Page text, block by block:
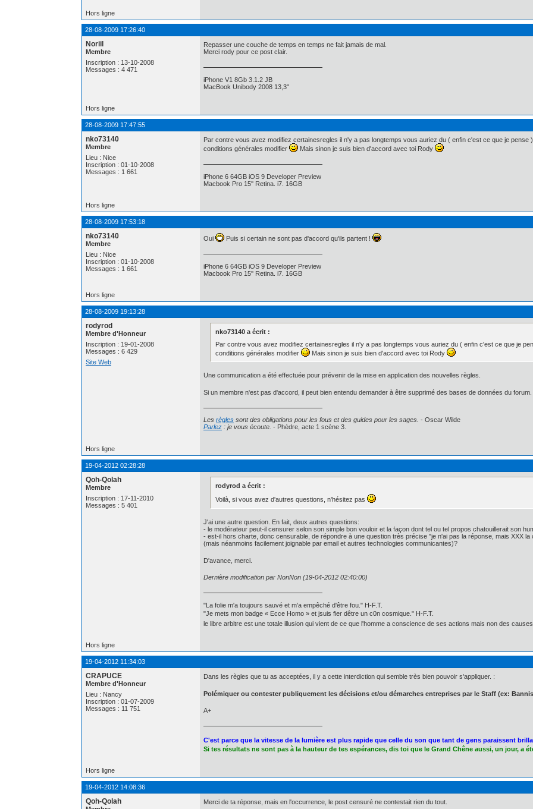
Hors ligne
28-08-2009 17:26:40
Noriil
Membre
Inscription : 13-10-2008
Messages : 4 471
Repasser une couche de temps en temps ne fait jamais de mal.
Merci rody pour ce post clair.
iPhone V1 8Gb 3.1.2 JB
MacBook Unibody 2008 13,3"
Hors ligne
28-08-2009 17:47:55
nko73140
Membre
Lieu : Nice
Inscription : 01-10-2008
Messages : 1 661
Par contre vous avez modifiez certainesregles il n'y a pas longtemps vous auriez du ( enfin c'est ce que je
conditions générales modifier
Mais sinon je suis bien d'accord avec toi Rody
iPhone 6 64GB iOS 9 Developer Preview
Macbook Pro 15'' Retina. i7. 16GB
Hors ligne
28-08-2009 17:53:18
nko73140
Membre
Lieu : Nice
Inscription : 01-10-2008
Messages : 1 661
Oui Puis si certain ne sont pas d'accord qu'ils partent !
iPhone 6 64GB iOS 9 Developer Preview
Macbook Pro 15'' Retina. i7. 16GB
Hors ligne
28-08-2009 19:13:28
rodyrod
Membre d'Honneur
Inscription : 19-01-2008
Messages : 6 429
Site Web
nko73140 a écrit :
Par contre vous avez modifiez certainesregles il n'y a pas longtemps vous auriez du ( enfin c'est ce que je
conditions générales modifier
Mais sinon je suis bien d'accord avec toi Rody
Une communication a été effectuée pour prévenir de la mise en application des nouvelles règles.
Si un membre n'est pas d'accord, il peut bien entendu demander à être supprimé des bases de données du forum.
Les règles sont des obligations pour les fous et des guides pour les sages. - Oscar Wilde
Parlez : je vous écoute. - Phèdre, acte 1 scène 3.
Hors ligne
19-04-2012 02:28:28
Qoh-Qolah
Membre
Inscription : 17-11-2010
Messages : 5 401
rodyrod a écrit :
Voilà, si vous avez d'autres questions, n'hésitez pas
J'ai une autre question. En fait, deux autres questions:
- le modérateur peut-il censurer selon son simple bon vouloir et la façon dont tel ou tel propos chatouillerait son
- est-il hors charte, donc censurable, de répondre à une question très précise "je n'ai pas la réponse, mais XXX
(mais néanmoins facilement joignable par email et autres technologies communicantes)?
D'avance, merci.
Dernière modification par NonNon (19-04-2012 02:40:00)
"La folie m'a toujours sauvé et m'a empêché d'être fou." H-F.T.
"Je mets mon badge « Ecce Homo » et jsuis fier dêtre un c0n cosmique." H-F.T.
le libre arbitre est une totale illusion qui vient de ce que l'homme a conscience de ses actions mais non des
Hors ligne
19-04-2012 11:34:03
CRAPUCE
Membre d'Honneur
Lieu : Nancy
Inscription : 01-07-2009
Messages : 11 751
Dans les règles que tu as acceptées, il y a cette interdiction qui semble très bien pouvoir s'appliquer. :
Polémiquer ou contester publiquement les décisions et/ou démarches entreprises par le Staff (ex:
A+
C'est parce que la vitesse de la lumière est plus rapide que celle du son que tant de gens paraissent
Si tes résultats ne sont pas à la hauteur de tes espérances, dis toi que le Grand Chêne aussi, un jour, a
Hors ligne
19-04-2012 14:08:36
Qoh-Qolah Merci de ta réponse, mais en l'occurrence, le post censuré ne contestait rien du tout.